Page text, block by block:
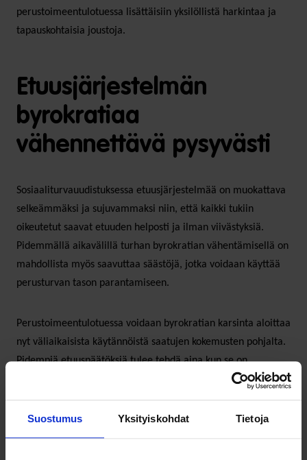
Suostumus Yksityiskohdat Tietoja
perustoimeentulotuessa lisättäisiin yksilöllistä harkintaa ja
tapauskohtaisia joustoja.
Etuusjärjestelmän
byrokratiaa
vähennettävä pysyvästi
Sosiaaliturvauudistuksessa etuusjärjestelmää on muokattava
selkeämmäksi ja sujuvammaksi niin, että kaikki tukiin
oikeutetut saavat etuuden helposti ja ilman viivästyksiä.
Pidemmällä aikavälillä turhan byrokratian vähentämisellä on
mahdollista myös saavuttaa säästöjä, jotka voidaan käyttää
perusturvan tason parantamiseen.
Perustoimeentulotuessa voidaan byrokratian karsinta aloittaa
nyt väliaikaisista käytännöistä saatujen kokemusten pohjalta.
Pidempiä etuuspäätöksiä tulee tehdä aina kun se on
tarkoituksenmukaista. Jos asiakkaan elämäntilanne pysyy
muuttumattomana, esimerkiksi eläkeläisellä, on turhaa
pyöritellä kuukausittain samoja hakemustietoja.